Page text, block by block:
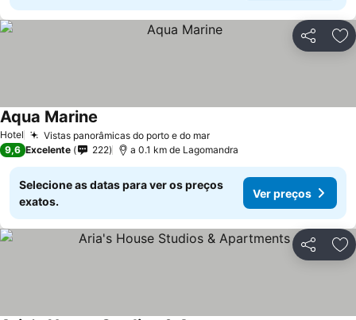
Partilhar
Hotel Vistas panorâmicas do porto e do mar
Aqua Marine
9,6 Excelente 222 a 0.1 km de Lagomandra
Selecione as datas para ver os preços
exatos.
Ver preços
Partilhar